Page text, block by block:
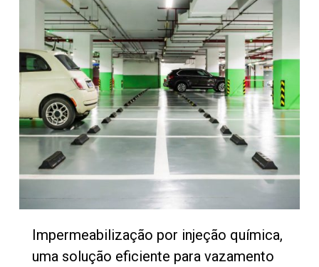
Impermeabilização por injeção química,
uma solução eficiente para vazamento